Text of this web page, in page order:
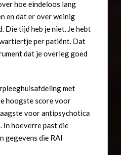
hoe eindeloos lang
en dat er over weinig
Die tijd heb je niet. Je hebt
per patiënt. Dat
dat je overleg goed
met
hoogste score voor
voor antipsychotica
In hoeverre past die
gegevens die RAI